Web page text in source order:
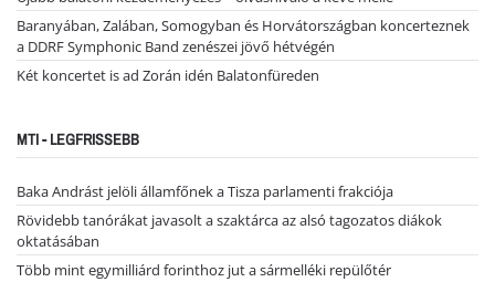
Baranyában, Zalában, Somogyban és Horvátországban koncerteznek
a DDRF Symphonic Band zenészei jövő hétvégén
Két koncertet is ad Zorán idén Balatonfüreden
MTI - LEGFRISSEBB
Baka Andrást jelöli államfőnek a Tisza parlamenti frakciója
Rövidebb tanórákat javasolt a szaktárca az alsó tagozatos diákok
oktatásában
Több mint egymilliárd forinthoz jut a sármelléki repülőtér